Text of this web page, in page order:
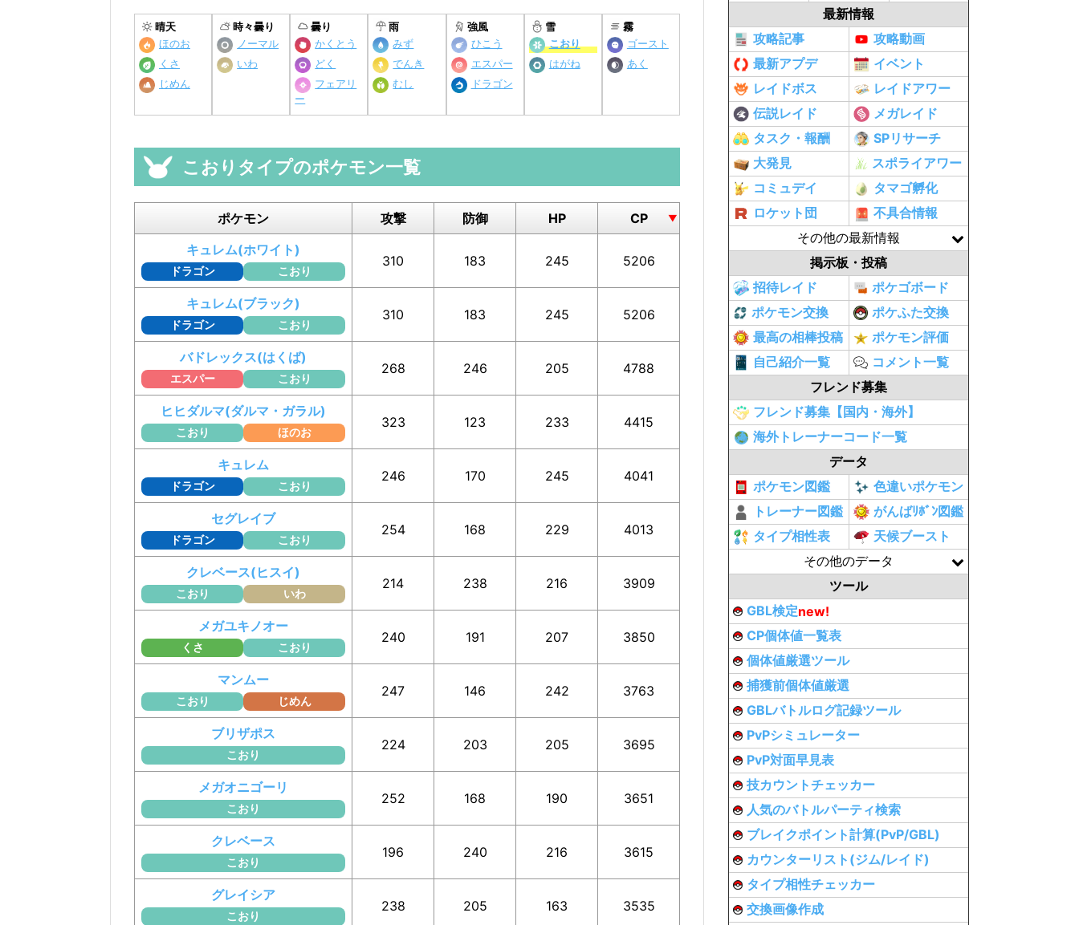
晴天
ほのお
くさ
じめん
時々曇り
ノーマル
いわ
曇り
かくとう
どく
フェアリ
ー
雨
みず
でんき
むし
強風
ひこう
エスパー
ドラゴン
雪
こおり
はがね
霧
ゴースト
あく
こおりタイプのポケモン一覧
ポケモン 攻撃 防御 HP
CP
キュレム(ホワイト)
ドラゴン こおり
310 183 245 5206
キュレム(ブラック)
ドラゴン こおり
310 183 245 5206
バドレックス(はくば)
エスパー こおり
268 246 205 4788
ヒヒダルマ(ダルマ・ガラル)
こおり ほのお
323 123 233 4415
キュレム
ドラゴン こおり
246 170 245 4041
セグレイブ
ドラゴン こおり
254 168 229 4013
クレベース(ヒスイ)
こおり いわ
214 238 216 3909
メガユキノオー
くさ こおり
240 191 207 3850
マンムー
こおり じめん
247 146 242 3763
ブリザポス
こおり
224 203 205 3695
メガオニゴーリ
こおり
252 168 190 3651
クレベース
こおり
196 240 216 3615
グレイシア
こおり
238 205 163 3535
最新情報
攻略記事
攻略動画
最新アプデ
イベント
レイドボス
レイドアワー
伝説レイド
メガレイド
タスク・報酬
SPリサーチ
大発見
スポライアワー
コミュデイ
タマゴ孵化
ロケット団
不具合情報
その他の最新情報
掲示板・投稿
招待レイド
ポケゴボード
ポケモン交換
ポケふた交換
最高の相棒投稿
ポケモン評価
自己紹介一覧
コメント一覧
フレンド募集
フレンド募集【国内・海外】
海外トレーナーコード一覧
データ
ポケモン図鑑
色違いポケモン
トレーナー図鑑
がんばﾘﾎﾞﾝ図鑑
タイプ相性表
天候ブースト
その他のデータ
ツール
GBL検定new!
CP個体値一覧表
個体値厳選ツール
捕獲前個体値厳選
GBLバトルログ記録ツール
PvPシミュレーター
PvP対面早見表
技カウントチェッカー
人気のバトルパーティ検索
ブレイクポイント計算(PvP/GBL)
カウンターリスト(ジム/レイド)
タイプ相性チェッカー
交換画像作成